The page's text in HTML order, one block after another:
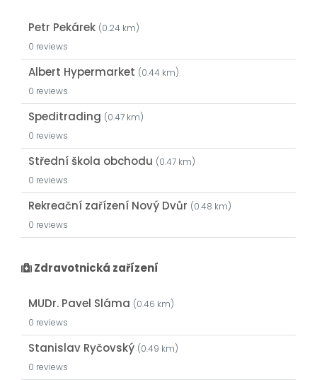
Petr Pekárek (0.24 km)
0 reviews
Albert Hypermarket (0.44 km)
0 reviews
Speditrading (0.47 km)
0 reviews
Střední škola obchodu (0.47 km)
0 reviews
Rekreační zařízení Nový Dvůr (0.48 km)
0 reviews
Zdravotnická zařízení
MUDr. Pavel Sláma (0.46 km)
0 reviews
Stanislav Ryčovský (0.49 km)
0 reviews